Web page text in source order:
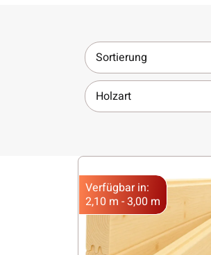
Sortierung
Holzart
Verfügbar in:
2,10 m - 3,00 m